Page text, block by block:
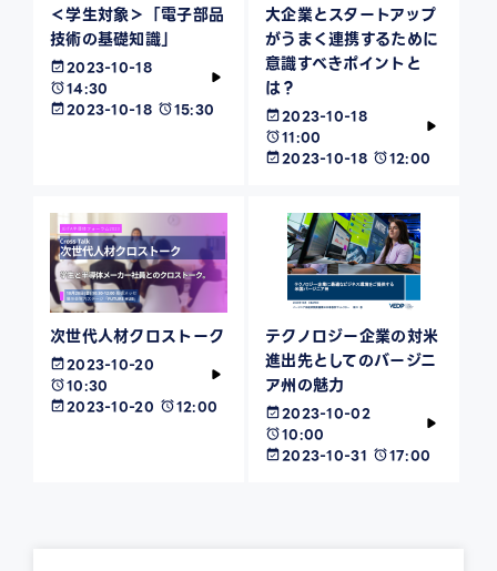
＜学生対象＞「電子部品
技術の基礎知識」
2023-10-18
14:30
2023-10-18
15:30
大企業とスタートアップ
がうまく連携するために
意識すべきポイントと
は？
2023-10-18
11:00
2023-10-18
12:00
次世代人材クロストーク
2023-10-20
10:30
2023-10-20
12:00
テクノロジー企業の対米
進出先としてのバージニ
ア州の魅力
2023-10-02
10:00
2023-10-31
17:00